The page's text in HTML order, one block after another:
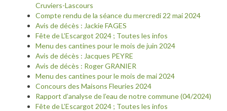
Cruviers-Lascours
Compte rendu de la séance du mercredi 22 mai 2024
Avis de décès : Jackie FAGES
Fête de L’Escargot 2024 ; Toutes les infos
Menu des cantines pour le mois de juin 2024
Avis de décès : Jacques PEYRE
Avis de décès : Roger GRANIER
Menu des cantines pour le mois de mai 2024
Concours des Maisons Fleuries 2024
Rapport d’analyse de l’eau de notre commune (04/2024)
Fête de L’Escargot 2024 ; Toutes les infos